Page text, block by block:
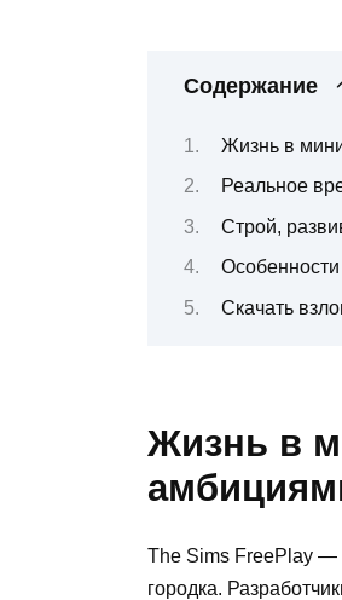
Содержание
Жизнь в
Реальное
Строй,
Скачать
Жизнь в
The Sims FreePlay —
городка.